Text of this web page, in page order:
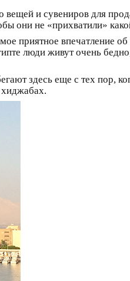
вещей и сувениров для
они не «прихватили»
приятное впечатление
люди живут очень
здесь еще с тех пор,